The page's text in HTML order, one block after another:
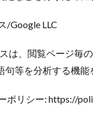
/Google LLC
は、閲覧ページ毎
等を分析する機能
ポリシー: https://